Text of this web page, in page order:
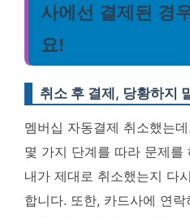
사에선 결제된 경
요!
취소 후 결제, 당황하지
멤버십 자동결제 취소했는
몇 가지 단계를 따라 문제를
내가 제대로 취소했는지 다
합니다. 또한, 카드사에 연